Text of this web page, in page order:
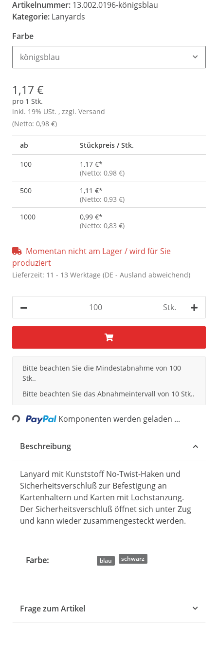
Artikelnummer: 13.002.0196-königsblau
Kategorie: Lanyards
Farbe
königsblau
1,17 €
pro 1 Stk.
inkl. 19% USt. , zzgl. Versand
(Netto: 0,98 €)
ab Stückpreis / Stk.
100 1,17 €*
(Netto: 0,98 €)
500
1,11 €*
(Netto: 0,93 €)
1000
0,99 €*
(Netto: 0,83 €)
Momentan nicht am Lager / wird für Sie
produziert
Lieferzeit: 11 - 13 Werktage (DE - Ausland abweichend)
Stk.
x
Bitte beachten Sie die Mindestabnahme von 100
Stk..
Bitte beachten Sie das Abnahmeintervall von 10 Stk..
Loading... Komponenten werden geladen ...
Beschreibung
Lanyard mit Kunststoff No-Twist-Haken und
Sicherheitsverschluß zur Befestigung an
Kartenhaltern und Karten mit Lochstanzung.
Der Sicherheitsverschluß öffnet sich unter Zug
und kann wieder zusammengesteckt werden.
Produkteigenschaft
Wert
Farbe: blau schwarz
Frage zum Artikel